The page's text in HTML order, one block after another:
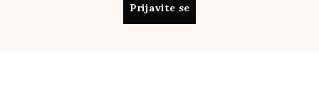
Prijavite se